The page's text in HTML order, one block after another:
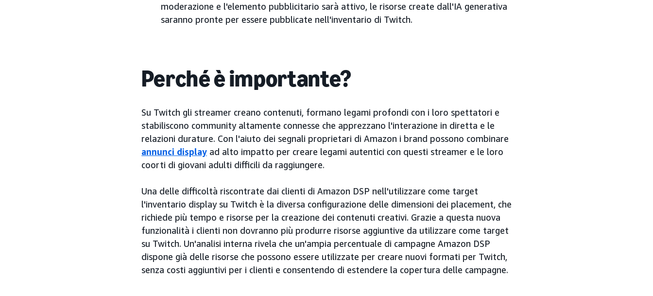
moderazione e l'elemento pubblicitario sarà attivo, le risorse create dall'IA generativa
saranno pronte per essere pubblicate nell'inventario di Twitch.
Perché è importante?
Su Twitch gli streamer creano contenuti, formano legami profondi con i loro spettatori e
stabiliscono community altamente connesse che apprezzano l'interazione in diretta e le
relazioni durature. Con l'aiuto dei segnali proprietari di Amazon i brand possono combinare
annunci display ad alto impatto per creare legami autentici con questi streamer e le loro
coorti di giovani adulti difficili da raggiungere.
Una delle difficoltà riscontrate dai clienti di Amazon DSP nell'utilizzare come target
l'inventario display su Twitch è la diversa configurazione delle dimensioni dei placement, che
richiede più tempo e risorse per la creazione dei contenuti creativi. Grazie a questa nuova
funzionalità i clienti non dovranno più produrre risorse aggiuntive da utilizzare come target
su Twitch. Un'analisi interna rivela che un'ampia percentuale di campagne Amazon DSP
dispone già delle risorse che possono essere utilizzate per creare nuovi formati per Twitch,
senza costi aggiuntivi per i clienti e consentendo di estendere la copertura delle campagne.